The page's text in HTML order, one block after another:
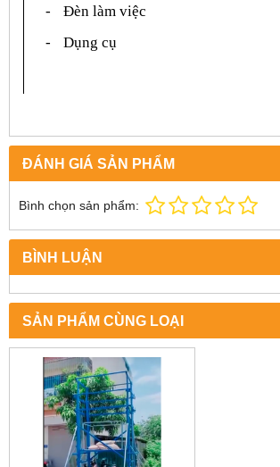
-
Đèn làm việc
-
Dụng cụ
ĐÁNH GIÁ SẢN PHẨM
Bình chọn sản phẩm:
BÌNH LUẬN
SẢN PHẨM CÙNG LOẠI